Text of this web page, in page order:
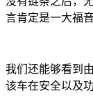
言肯定是一大福
我们还能够看到
该车在安全以及